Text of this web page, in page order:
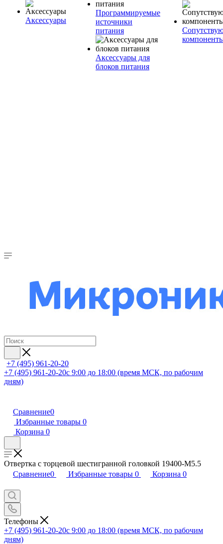
Аксессуары
Программируемые
источники
питания
Аксессуары для
блоков питания
+7 (495) 961-20-20
+7 (495) 961-20-20с 9:00 до 18:00 (время МСК, по рабочим
дням)
Сравнение0
Избранные товары 0
Корзина 0
Отвертка с торцевой шестигранной головкой 19400-M5.5
Сравнение0 Избранные товары 0 Корзина 0
Телефоны
+7 (495) 961-20-20с 9:00 до 18:00 (время МСК, по рабочим
дням)